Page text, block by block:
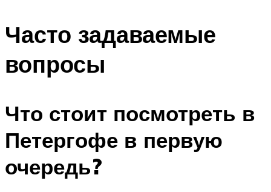
Часто задаваемые
вопросы
Что стоит посмотреть в
Петергофе в первую
очередь?